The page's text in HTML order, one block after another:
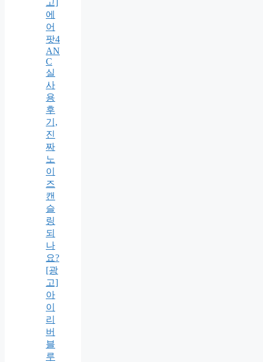
에
어
팟4
AN
C
실
사
용
후
기,
진
짜
노
이
즈
캔
슬
링
되
나
요?
[광
고]
아
이
리
버
블
루